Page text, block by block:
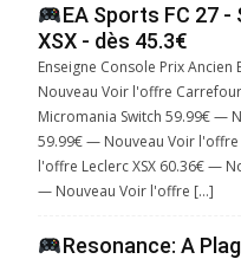
EA Sports FC 27
XSX - dès 45.3€
Enseigne Console Prix
Nouveau Voir l'offre
Micromania Switch 59.99€ —
59.99€ — Nouveau Voir l'offre
l'offre Leclerc XSX 60.36€ —
— Nouveau Voir l'offre […]
Resonance: A